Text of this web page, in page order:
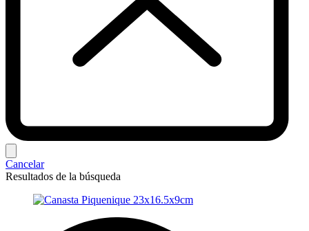
Cancelar
Resultados de la búsqueda